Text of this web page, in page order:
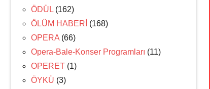
ÖDÜL (162)
ÖLÜM HABERİ (168)
OPERA (66)
Opera-Bale-Konser Programları (11)
OPERET (1)
ÖYKÜ (3)